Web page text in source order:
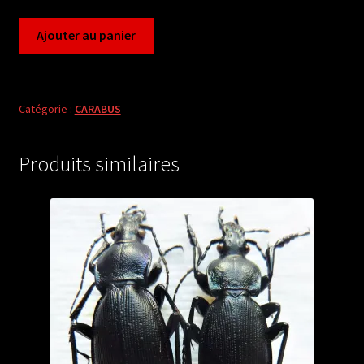
(male
CHINA
Ajouter au panier
Catégorie : CARABUS
Produits similaires